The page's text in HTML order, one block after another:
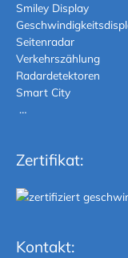
Smiley Display
Seitenradar
Verkehrszählung
Radardetektoren
Smart City
…
Zertifikat:
Kontakt: